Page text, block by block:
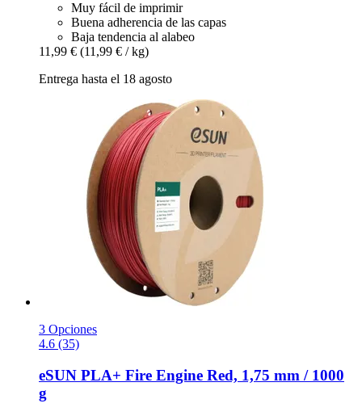
Muy fácil de imprimir
Buena adherencia de las capas
Baja tendencia al alabeo
11,99 € (11,99 € / kg)
Entrega hasta el 18 agosto
3 Opciones
4.6 (35)
eSUN PLA+ Fire Engine Red, 1,75 mm / 1000
g